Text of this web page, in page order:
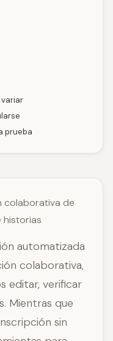
prueba
colaborativa de
historias
automatizada
colaborativa,
editar, verificar
Mientras que
sin